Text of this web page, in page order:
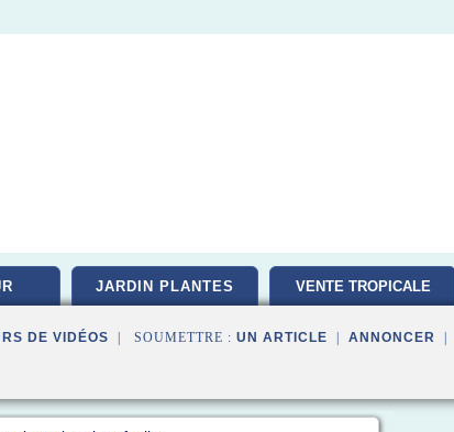
JARDIN PLANTES VENTE TROPICALE
DE VIDÉOS | SOUMETTRE : UN ARTICLE ANNONCER